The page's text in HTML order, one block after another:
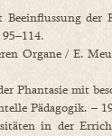
Organe / E.
Phantasie mit
Pädagogik. –
in der